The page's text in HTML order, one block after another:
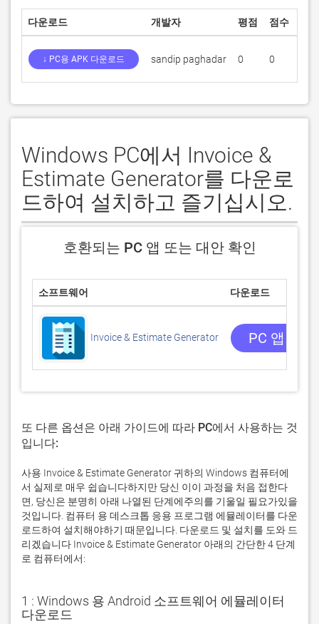
다운로드 개발자 평점 점수
↓ PC용 APK 다운로드 sandip paghadar 0 0
Windows PC에서 Invoice &
Estimate Generator를 다운로
드하여 설치하고 즐기십시오.
호환되는 PC 앱 또는 대안 확인
소프트웨어 다운로드
Invoice & Estimate Generator PC 앱 받기
또 다른 옵션은 아래 가이드에 따라 PC에서 사용하는 것
입니다:
사용 Invoice & Estimate Generator 귀하의 Windows 컴퓨터에
서 실제로 매우 쉽습니다하지만 당신 이이 과정을 처음 접한다
면, 당신은 분명히 아래 나열된 단계에주의를 기울일 필요가있을
것입니다. 컴퓨터 용 데스크톱 응용 프로그램 에뮬레이터를 다운
로드하여 설치해야하기 때문입니다. 다운로드 및 설치를 도와 드
리겠습니다 Invoice & Estimate Generator 아래의 간단한 4 단계
로 컴퓨터에서:
1 : Windows 용 Android 소프트웨어 에뮬레이터
다운로드